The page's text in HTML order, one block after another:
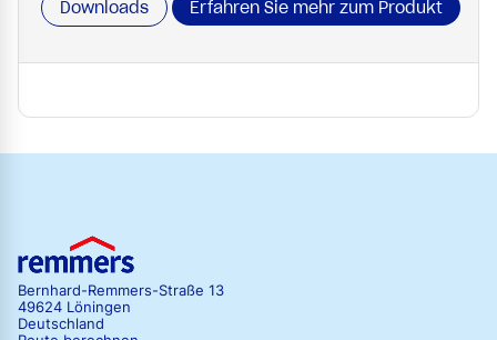
Downloads Erfahren Sie mehr zum Produkt
Bernhard-Remmers-Straße 13
49624 Löningen
Deutschland